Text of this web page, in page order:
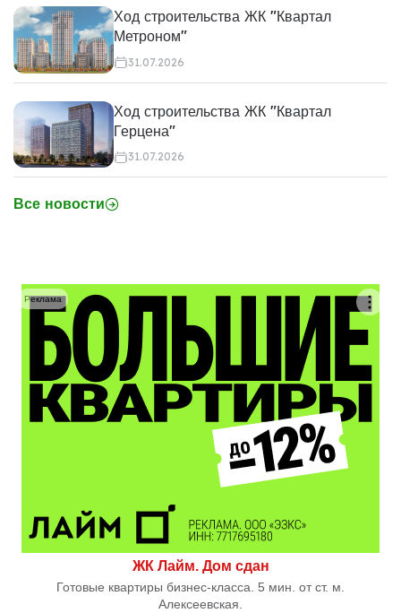
Ход строительства ЖК "Квартал
Метроном"
31.07.2026
Ход строительства ЖК "Квартал
Герцена"
31.07.2026
Все новости
ЖК Лайм. Дом сдан
Готовые квартиры бизнес-класса. 5 мин. от ст. м.
Алексеевская.
Реклама